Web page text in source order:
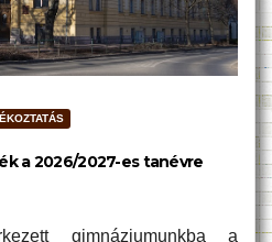
a 2026/2027-es tanévre
gimnáziumunkba a